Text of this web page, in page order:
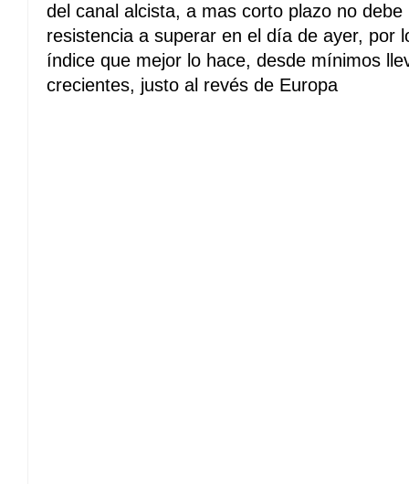
del canal alcista, a mas corto plazo no
resistencia a superar en el día de ayer, por
índice que mejor lo hace, desde mínimos
crecientes, justo al revés de Europa